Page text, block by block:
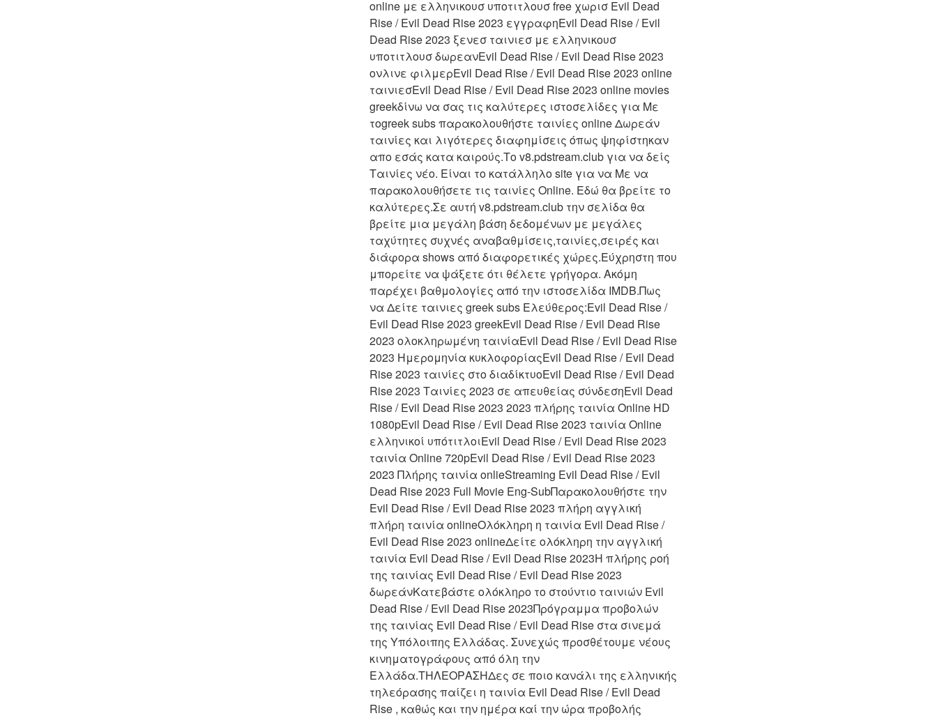
online με ελληνικουσ υποτιτλουσ free χωρισ Evil Dead
Rise / Evil Dead Rise 2023 εγγραφηEvil Dead Rise / Evil
Dead Rise 2023 ξενεσ ταινιεσ με ελληνικουσ
υποτιτλουσ δωρεανEvil Dead Rise / Evil Dead Rise 2023
ονλινε φιλμερEvil Dead Rise / Evil Dead Rise 2023 online
ταινιεσEvil Dead Rise / Evil Dead Rise 2023 online movies
greekδίνω να σας τις καλύτερες ιστοσελίδες για Με
τοgreek subs παρακολουθήστε ταινίες online Δωρεάν
ταινίες και λιγότερες διαφημίσεις όπως ψηφίστηκαν
απο εσάς κατα καιρούς.Το v8.pdstream.club για να δείς
Ταινίες νέο. Είναι το κατάλληλο site για να Με να
παρακολουθήσετε τις ταινίες Online. Εδώ θα βρείτε το
καλύτερες.Σε αυτή v8.pdstream.club την σελίδα θα
βρείτε μια μεγάλη βάση δεδομένων με μεγάλες
ταχύτητες συχνές αναβαθμίσεις,ταινίες,σειρές και
διάφορα shows από διαφορετικές χώρες.Εύχρηστη που
μπορείτε να ψάξετε ότι θέλετε γρήγορα. Ακόμη
παρέχει βαθμολογίες από την ιστοσελίδα IMDB.Πως
να Δείτε ταινιες greek subs Ελεύθερος:Evil Dead Rise /
Evil Dead Rise 2023 greekEvil Dead Rise / Evil Dead Rise
2023 ολοκληρωμένη ταινίαEvil Dead Rise / Evil Dead Rise
2023 Ημερομηνία κυκλοφορίαςEvil Dead Rise / Evil Dead
Rise 2023 ταινίες στο διαδίκτυοEvil Dead Rise / Evil Dead
Rise 2023 Ταινίες 2023 σε απευθείας σύνδεσηEvil Dead
Rise / Evil Dead Rise 2023 2023 πλήρης ταινία Online HD
1080pEvil Dead Rise / Evil Dead Rise 2023 ταινία Online
ελληνικοί υπότιτλοιEvil Dead Rise / Evil Dead Rise 2023
ταινία Online 720pEvil Dead Rise / Evil Dead Rise 2023
2023 Πλήρης ταινία onlieStreaming Evil Dead Rise / Evil
Dead Rise 2023 Full Movie Eng-SubΠαρακολουθήστε την
Evil Dead Rise / Evil Dead Rise 2023 πλήρη αγγλική
πλήρη ταινία onlineΟλόκληρη η ταινία Evil Dead Rise /
Evil Dead Rise 2023 onlineΔείτε ολόκληρη την αγγλική
ταινία Evil Dead Rise / Evil Dead Rise 2023Η πλήρης ροή
της ταινίας Evil Dead Rise / Evil Dead Rise 2023
δωρεάνΚατεβάστε ολόκληρο το στούντιο ταινιών Evil
Dead Rise / Evil Dead Rise 2023Πρόγραμμα προβολών
της ταινίας Evil Dead Rise / Evil Dead Rise στα σινεμά
της Υπόλοιπης Ελλάδας. Συνεχώς προσθέτουμε νέους
κινηματογράφους από όλη την
Ελλάδα.ΤΗΛΕΟΡΑΣΗΔες σε ποιο κανάλι της ελληνικής
τηλεόρασης παίζει η ταινία Evil Dead Rise / Evil Dead
Rise , καθώς και την ημέρα καί την ώρα προβολής